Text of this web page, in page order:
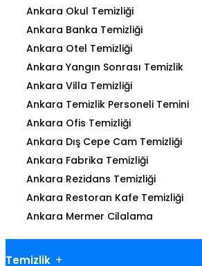
Ankara Okul Temizliği
Ankara Banka Temizliği
Ankara Otel Temizliği
Ankara Yangın Sonrası Temizlik
Ankara Villa Temizliği
Ankara Temizlik Personeli Temini
Ankara Ofis Temizliği
Ankara Dış Cepe Cam Temizliği
Ankara Fabrika Temizliği
Ankara Rezidans Temizliği
Ankara Restoran Kafe Temizliği
Ankara Mermer Cilalama
Temizlik